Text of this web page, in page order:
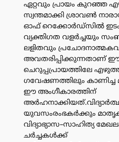
ഏറ്റവും പ്രായം കുറഞ്ഞ
സ്വന്തമാക്കി ശ്രാവൺ
ഓഫ് റെക്കോർഡ്സിൽ ഇടം
വ്യക്തിഗത വളർച്ചയും
ലളിതവും
അവതരിപ്പിക്കുന്നതാണ്
ചെറുപ്പപ്രായത്തിലേ
ഗവേഷണത്തിലും കാണിച്ച
ഈ അംഗീകാരത്തിന്
യുവസംരംഭകർക്കും
വിദ്യാഭ്യാസ–സാഹിത്യ
ചർച്ചകൾക്ക്